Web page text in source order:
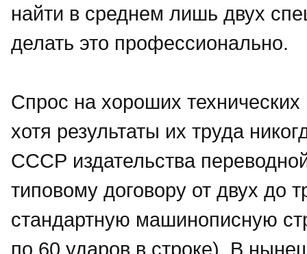
найти в среднем лишь двух
делать это профессионально.
Спрос на хороших
хотя результаты их труда
СССР издательства
типовому договору от двух до
стандартную машинописную
по 60 ударов в строке). В